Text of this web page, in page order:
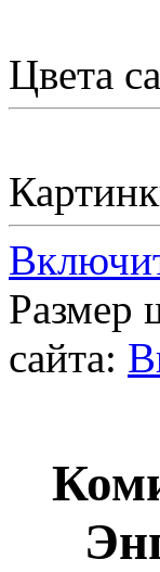
Цвета
Размер
сайта: